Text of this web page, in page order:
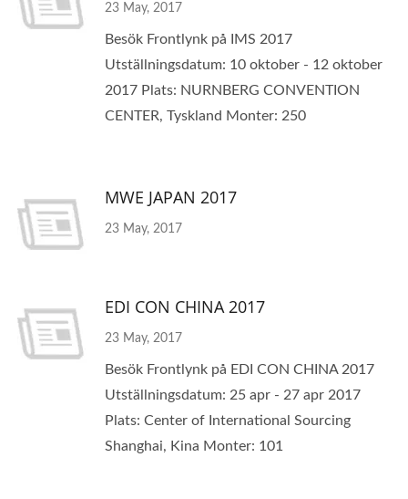
23 May, 2017
Besök Frontlynk på IMS 2017
Utställningsdatum: 10 oktober - 12 oktober
2017 Plats: NURNBERG CONVENTION
CENTER, Tyskland Monter: 250
MWE JAPAN 2017
23 May, 2017
EDI CON CHINA 2017
23 May, 2017
Besök Frontlynk på EDI CON CHINA 2017
Utställningsdatum: 25 apr - 27 apr 2017
Plats: Center of International Sourcing
Shanghai, Kina Monter: 101